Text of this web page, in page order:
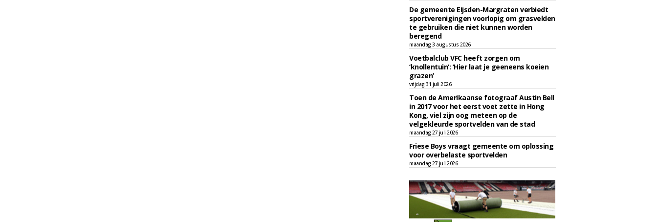
De gemeente Eijsden-Margraten verbiedt
sportverenigingen voorlopig om grasvelden
te gebruiken die niet kunnen worden
beregend
maandag 3 augustus 2026
Voetbalclub VFC heeft zorgen om
‘knollentuin’: ‘Hier laat je geeneens koeien
grazen’
vrijdag 31 juli 2026
Toen de Amerikaanse fotograaf Austin Bell
in 2017 voor het eerst voet zette in Hong
Kong, viel zijn oog meteen op de
velgekleurde sportvelden van de stad
maandag 27 juli 2026
Friese Boys vraagt gemeente om oplossing
voor overbelaste sportvelden
maandag 27 juli 2026